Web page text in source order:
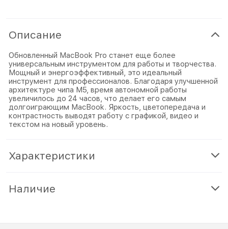
Описание
Обновленный MacBook Pro станет еще более
универсальным инструментом для работы и творчества.
Мощный и энергоэффективный, это идеальный
инструмент для профессионалов. Благодаря улучшенной
архитектуре чипа M5, время автономной работы
увеличилось до 24 часов, что делает его самым
долгоиграющим MacBook. Яркость, цветопередача и
контрастность выводят работу с графикой, видео и
текстом на новый уровень.
Характеристики
Наличие